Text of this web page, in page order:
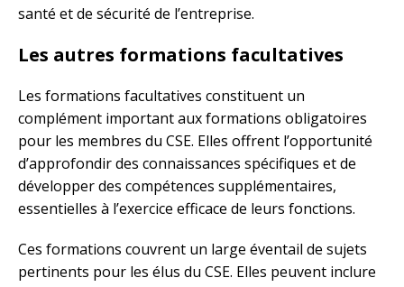
santé et de sécurité de l’entreprise.
Les autres formations facultatives
Les formations facultatives constituent un
complément important aux formations obligatoires
pour les membres du CSE. Elles offrent l’opportunité
d’approfondir des connaissances spécifiques et de
développer des compétences supplémentaires,
essentielles à l’exercice efficace de leurs fonctions.
Ces formations couvrent un large éventail de sujets
pertinents pour les élus du CSE. Elles peuvent inclure